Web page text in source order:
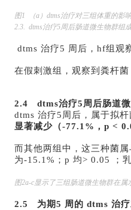
图1 （a）dtms治疗对三组体重的影
2.3. dtms治疗5周后肠道微生物群组
dtms 治疗5 周后，hf组观
在假刺激组，观察到粪杆
2.4 dtms治疗5周后肠道
dtms 治疗5周后，属于拟
显著减少（-77.1%，p <
而其他两组中，这三种菌
为-15.1%；p 均> 0.05 ；
图2a-c显示了三组肠道微生物群在属
2.5 为期5 周的 dtms 治疗